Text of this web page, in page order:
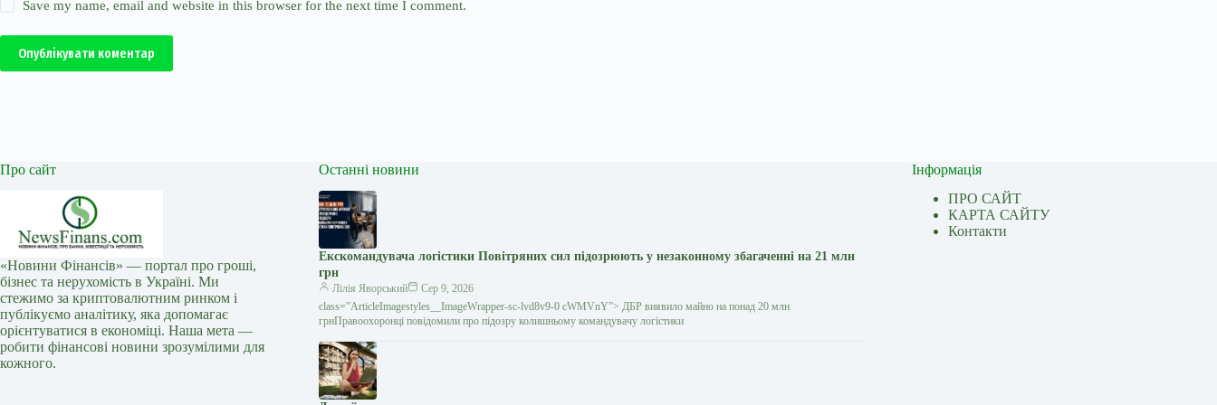
Save my name, email and website in this browser for the next time I comment.
Опублікувати коментар
Про сайт
«Новини Фінансів» — портал про гроші,
бізнес та нерухомість в Україні. Ми
стежимо за криптовалютним ринком і
публікуємо аналітику, яка допомагає
орієнтуватися в економіці. Наша мета —
робити фінансові новини зрозумілими для
кожного.
Останні новини
Екскомандувача логістики Повітряних сил підозрюють у незаконному збагаченні на 21 млн
грн
Лілія Яворський
Сер 9, 2026
class=”ArticleImagestyles__ImageWrapper-sc-lvd8v9-0 cWMVnY”> ДБР виявило майно на понад 20 млн
грнПравоохоронці повідомили про підозру колишньому командувачу логістики
Інформація
ПРО САЙТ
КАРТА САЙТУ
Контакти